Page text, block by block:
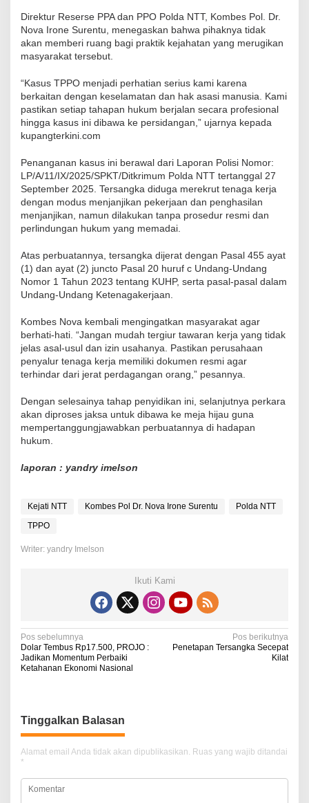
Direktur Reserse PPA dan PPO Polda NTT, Kombes Pol. Dr.
Nova Irone Surentu, menegaskan bahwa pihaknya tidak
akan memberi ruang bagi praktik kejahatan yang merugikan
masyarakat tersebut.
“Kasus TPPO menjadi perhatian serius kami karena
berkaitan dengan keselamatan dan hak asasi manusia. Kami
pastikan setiap tahapan hukum berjalan secara profesional
hingga kasus ini dibawa ke persidangan,” ujarnya kepada
kupangterkini.com
Penanganan kasus ini berawal dari Laporan Polisi Nomor:
LP/A/11/IX/2025/SPKT/Ditkrimum Polda NTT tertanggal 27
September 2025. Tersangka diduga merekrut tenaga kerja
dengan modus menjanjikan pekerjaan dan penghasilan
menjanjikan, namun dilakukan tanpa prosedur resmi dan
perlindungan hukum yang memadai.
Atas perbuatannya, tersangka dijerat dengan Pasal 455 ayat
(1) dan ayat (2) juncto Pasal 20 huruf c Undang-Undang
Nomor 1 Tahun 2023 tentang KUHP, serta pasal-pasal dalam
Undang-Undang Ketenagakerjaan.
Kombes Nova kembali mengingatkan masyarakat agar
berhati-hati. “Jangan mudah tergiur tawaran kerja yang tidak
jelas asal-usul dan izin usahanya. Pastikan perusahaan
penyalur tenaga kerja memiliki dokumen resmi agar
terhindar dari jerat perdagangan orang,” pesannya.
Dengan selesainya tahap penyidikan ini, selanjutnya perkara
akan diproses jaksa untuk dibawa ke meja hijau guna
mempertanggungjawabkan perbuatannya di hadapan
hukum.
laporan : yandry imelson
Kejati NTT Kombes Pol Dr. Nova Irone Surentu
Polda NTT
TPPO
Writer: yandry Imelson
Ikuti Kami
N
a
g
a
s
i
p
Pos sebelumnya
Dolar Tembus Rp17.500, PROJO :
Jadikan Momentum Perbaiki
Ketahanan Ekonomi Nasional
Pos berikutnya
Penetapan Tersangka Secepat
Kilat
Tinggalkan Balasan
Alamat email Anda tidak akan dipublikasikan. Ruas yang wajib ditandai
*